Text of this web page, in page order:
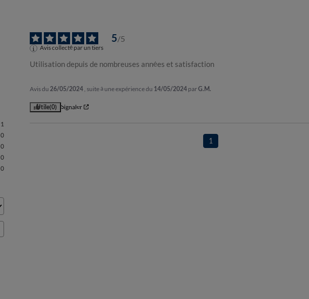
1
0
0
0
0
5/5
Avis collecté par un tiers
Utilisation depuis de nombreuses années et satisfaction
Avis du 26/05/2024 , suite à une expérience du 14/05/2024 parG.M.
Utile(0) Signaler
1